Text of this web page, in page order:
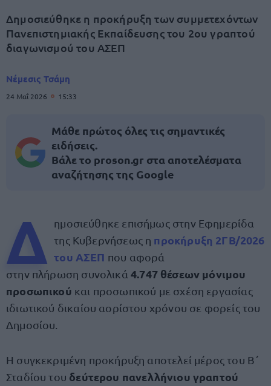
Δημοσιεύθηκε η προκήρυξη των συμμετεχόντων
Πανεπιστημιακής Εκπαίδευσης του 2ου γραπτού
διαγωνισμού του ΑΣΕΠ
Νέμεσις Τσάμη
24 Μαΐ 2026 15:33
Μάθε πρώτος όλες τις σημαντικές
ειδήσεις.
Βάλε το proson.gr στα αποτελέσματα
αναζήτησης της Google
Δ ημοσιεύθηκε επισήμως στην Εφημερίδα
της Κυβερνήσεως η προκήρυξη 2ΓΒ/2026
του ΑΣΕΠ που αφορά
στην πλήρωση συνολικά 4.747 θέσεων μόνιμου
προσωπικού και προσωπικού με σχέση εργασίας
ιδιωτικού δικαίου αορίστου χρόνου σε φορείς του
Δημοσίου.
Η συγκεκριμένη προκήρυξη αποτελεί μέρος του Β΄
Σταδίου του δεύτερου πανελλήνιου γραπτού